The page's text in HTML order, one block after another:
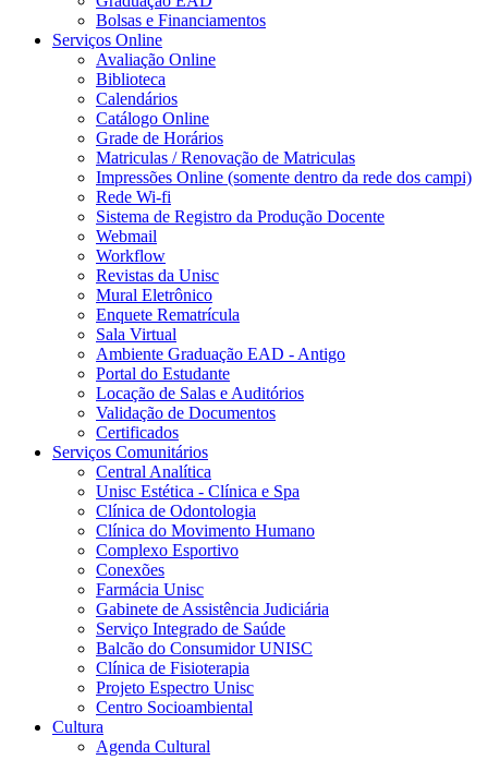
Bolsas e Financiamentos
Serviços Online
Avaliação Online
Biblioteca
Calendários
Catálogo Online
Grade de Horários
Matriculas / Renovação de Matriculas
Impressões Online (somente dentro da rede dos campi)
Rede Wi-fi
Sistema de Registro da Produção Docente
Webmail
Workflow
Revistas da Unisc
Mural Eletrônico
Enquete Rematrícula
Sala Virtual
Ambiente Graduação EAD - Antigo
Portal do Estudante
Locação de Salas e Auditórios
Validação de Documentos
Certificados
Serviços Comunitários
Central Analítica
Unisc Estética - Clínica e Spa
Clínica de Odontologia
Clínica do Movimento Humano
Complexo Esportivo
Conexões
Farmácia Unisc
Gabinete de Assistência Judiciária
Serviço Integrado de Saúde
Balcão do Consumidor UNISC
Clínica de Fisioterapia
Projeto Espectro Unisc
Centro Socioambiental
Cultura
Agenda Cultural